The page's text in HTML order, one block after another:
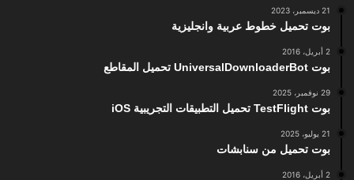
21 ديسمبر، 2023
بوت تحميل خطوط عربية وانجليزية
2 أبريل، 2016
بوت UniversalDownloaderBot تحميل المقاطع
29 نوفمبر، 2025
بوت TestFlight تحميل التطبيقات التجريبية iOS
21 يوليو، 2025
بوت تحميل من سنابشات
2 أبريل، 2016